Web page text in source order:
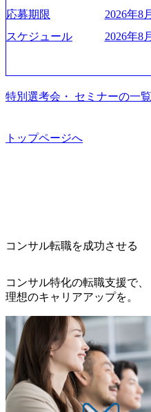
模基幹システムにおける最上
想策定、開発マネジメント
います。 生成AIなどの最新
の業務革新と効率化の実現
の要望を深くヒアリングし
による開発支援までを一気
プロジェクト提案・推進の
流での現状分析、顧客ヒア
ルティング領域)から参画い
だきます。 アジャイル開発
軟に取り入れながら改善サ
案がサービスに直接反映さ
きます。 ● 勤務地 東京都渋谷区渋谷3丁目6-7 渋谷金王タワ
ー 事業所内禁煙(入居する施
則により就業時間内の喫煙
制度あり オンライン ● 必須
持ちの方 ・システム・ソフ
件定義～基本設計など上流経
● 歓迎要件 ・要件定義から
る 日本では2.3万人以上の従
を上回る規模感)、営業利益
を遂げていることから、今
の技術者を抱えており、ア
て日本国内2番目にSAP認定
数が多く、特にIT領域に強みを持つ グローバル
ーケットプレイス」が存在
職率も21.8%（2023年12月時
③12時開始 2026年8月10日(
ンライン 書類選考通過者
96dc8f2-7d54-42b9-a7ae-
ムコンサルティング会社資料
dam/abeam/jp/ja/about/
e_jpn_4.pdf) 『SAP AWARD
ルティング、社員の健康改
w.businessinsider.jp/post-
ンサルティング会社となり
社時に10日間の間みっちり
に感じ、他Big4ではなくア
といえばSAPをはじめとし
こともあるが実態としては
どのトップラインを上げる
スポーツ&エンターテイメン
し、業界内で大きな存在感
タイルやライフイベントに
実現するため、さまざまな
アントにお届けするのは単
果』である。」この原則のも
れた。クライアントが不確
に、提言を具体的な行動に
「結果主義」を標榜。クラ
現を目標に、具体的に目に
（真北）という言葉がよく
外オフィスへのトランスフ
東京オフィスに来るグロー
れており、これまで多くの
無償でコンサルティングを
(土) の対面Kick-offイベント
ム ※初回プログラム : 8月29
日(水) 16:00 Bain &
ogram (女性候補者向け選考
ます。クライアントに斬新
雑な経営課題を解決するた
は欠かせません。是非、ユ
応募期限
2026年8
スケジュール
2026年8
特別選考会・ セミナーの一
トップページへ
コンサル転職を成功させる
コンサル特化の転職支援で、
理想のキャリアアップを。